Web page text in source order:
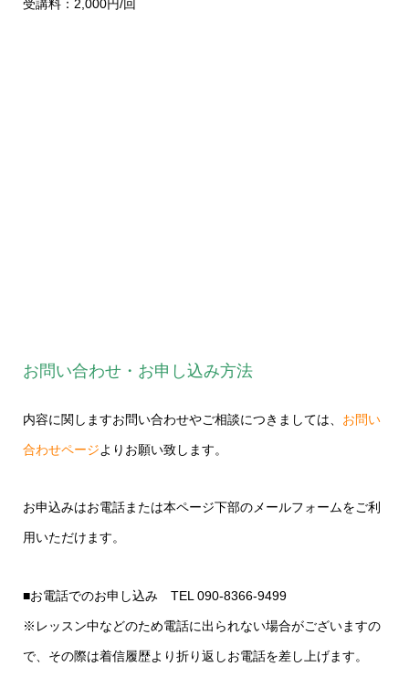
受講料：2,000円/回
お問い合わせ・お申し込み方法
内容に関しますお問い合わせやご相談につきましては、 お問い
合わせページよりお願い致します。
お申込みはお電話または本ページ下部のメールフォームをご利
用いただけます。
■お電話でのお申し込み TEL 090-8366-9499
※レッスン中などのため電話に出られない場合がございますの
で、その際は着信履歴より折り返しお電話を差し上げます。